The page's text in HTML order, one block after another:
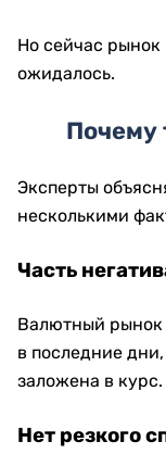
Но сейчас рынок
ожидалось.
Почему
Эксперты
несколькими
Часть
Валютный рынок
в последние
заложена в курс.
Нет резкого